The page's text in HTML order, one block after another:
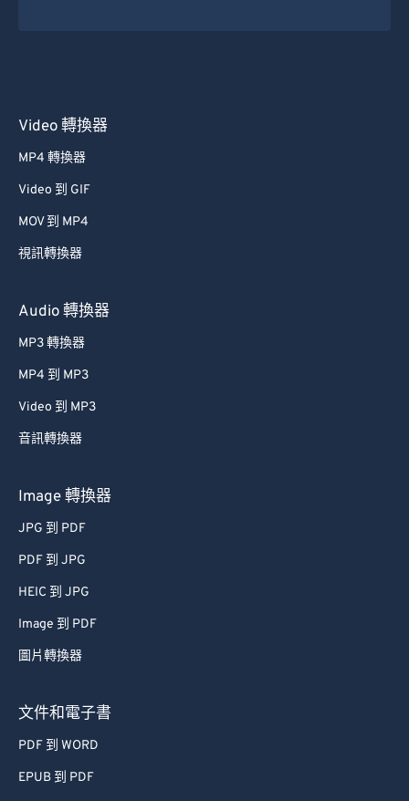
Video 轉換器
MP4 轉換器
Video 到 GIF
MOV 到 MP4
視訊轉換器
Audio 轉換器
MP3 轉換器
MP4 到 MP3
Video 到 MP3
音訊轉換器
Image 轉換器
JPG 到 PDF
PDF 到 JPG
HEIC 到 JPG
Image 到 PDF
圖片轉換器
文件和電子書
PDF 到 WORD
EPUB 到 PDF